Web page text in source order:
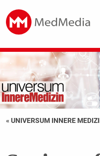
« UNIVERSUM INNERE